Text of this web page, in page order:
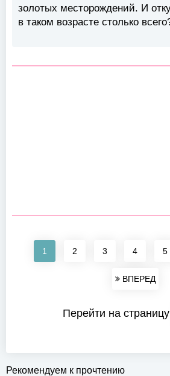
золотых месторождений. И
в таком возрасте столько
1 2 3 4 5
ВПЕРЕД
Перейти на
Рекомендуем к прочтению